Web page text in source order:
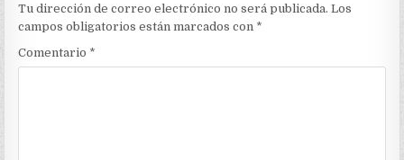
Tu dirección de correo electrónico no será publicada. Los
campos obligatorios están marcados con *
Comentario *